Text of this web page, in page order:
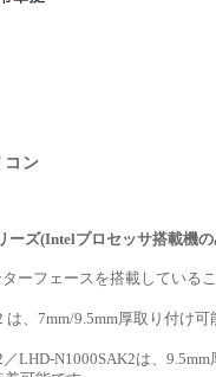
ン
ーズ(Intelプロセッサ搭載機
ーフェースを搭載している
、7mm/9.5mm厚取り付け
LHD-N1000SAK2は、9.5mm